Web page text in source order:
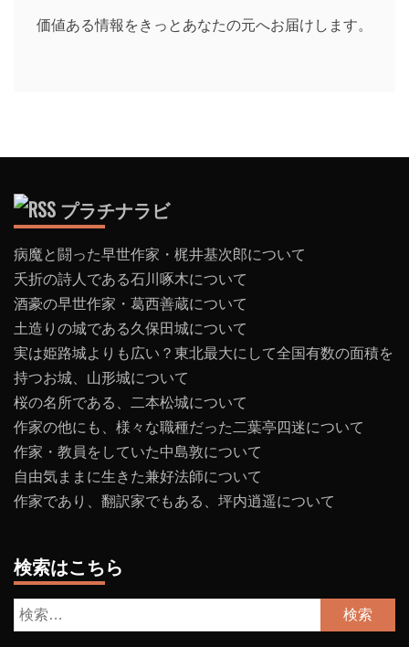
価値ある情報をきっとあなたの元へお届けします。
プラチナラビ
病魔と闘った早世作家・梶井基次郎について
夭折の詩人である石川啄木について
酒豪の早世作家・葛西善蔵について
土造りの城である久保田城について
実は姫路城よりも広い？東北最大にして全国有数の面積を
持つお城、山形城について
桜の名所である、二本松城について
作家の他にも、様々な職種だった二葉亭四迷について
作家・教員をしていた中島敦について
自由気ままに生きた兼好法師について
作家であり、翻訳家でもある、坪内逍遥について
検索はこちら
検
索: